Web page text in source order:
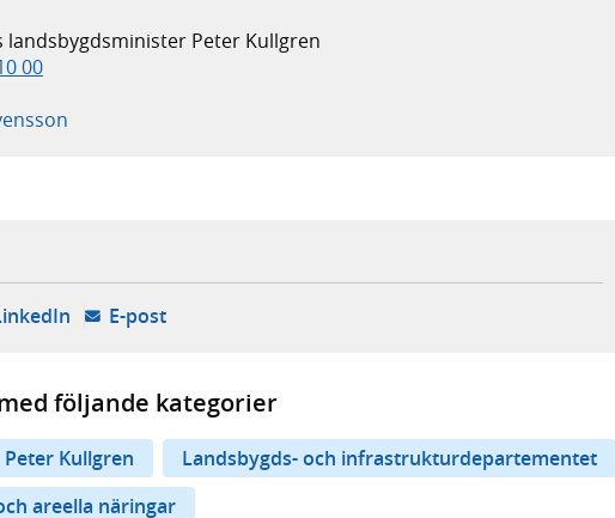
landsbygdsminister Peter Kullgren
00
flik, extern webbplats,
i ny flik, extern webbplats,
- öppnas i ny flik, extern webbplats,
E-post- öppnar din e-postklient,
följande kategorier
Peter Kullgren
Landsbygds- och infrastrukturdepartementet
areella näringar